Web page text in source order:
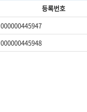
등록번호
000000445947
000000445948